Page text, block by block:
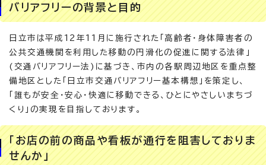
バリアフリーの背景と目的
日立市は平成12年11月に施行された「高齢者・身体障害者の
公共交通機関を利用した移動の円滑化の促進に関する法律」
(交通バリアフリー法)に基づき、市内の各駅周辺地区を重点整
備地区とした「日立市交通バリアフリー基本構想」を策定し、
「誰もが安全・安心・快適に移動できる、ひとにやさしいまちづ
くり」の実現を目指しております。
「お店の前の商品や看板が通行を阻害しておりま
せんか」